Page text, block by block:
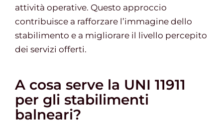
attività operative. Questo approccio
contribuisce a rafforzare l’immagine dello
stabilimento e a migliorare il livello percepito
dei servizi offerti.
A cosa serve la UNI 11911
per gli stabilimenti
balneari?